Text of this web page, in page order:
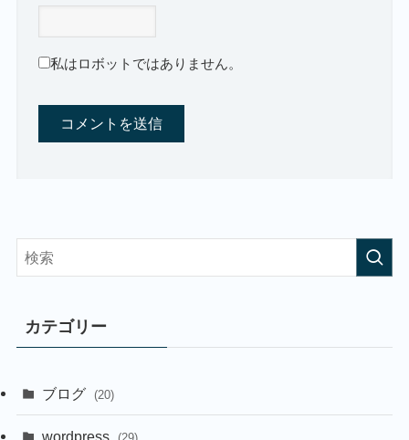
私はロボットではありません。
カテゴリー
ブログ (20)
wordpress